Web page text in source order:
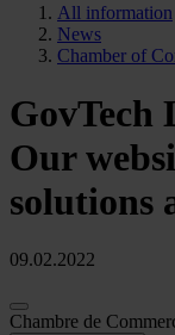
All information
News
Chamber of
GovTech
Our
solutions
09.02.2022
Chambre de